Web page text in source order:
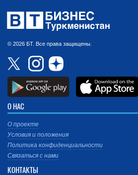
© 2026 БТ. Все права защищены.
О НАС
О проекте
Условия и положения
Политика конфиденциальности
Связаться с нами
КОНТАКТЫ